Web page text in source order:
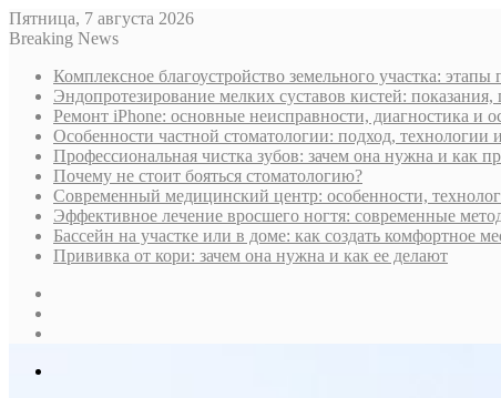
Пятница, 7 августа 2026
Breaking News
Комплексное благоустройство земельного участка:
Эндопротезирование мелких суставов кистей:
Ремонт iPhone: основные неисправности, диагностика и
Особенности частной стоматологии: подход, технологии
Профессиональная чистка зубов: зачем она нужна и как
Почему не стоит бояться стоматологию?
Современный медицинский центр: особенности,
Эффективное лечение вросшего ногтя: современные
Бассейн на участке или в доме: как создать комфортное
Прививка от кори: зачем она нужна и как ее делают